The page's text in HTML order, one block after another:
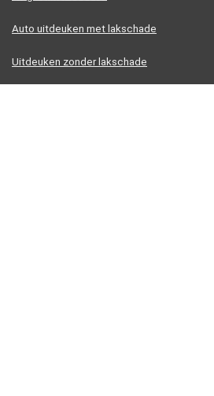
Auto uitdeuken met lakschade
Uitdeuken zonder lakschade